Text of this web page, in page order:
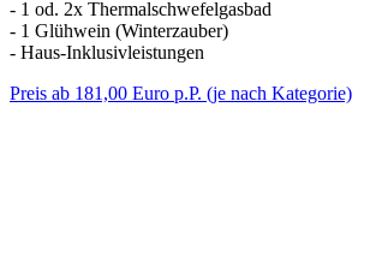
- 1 od. 2x Thermalschwefelgasbad
- 1 Glühwein (Winterzauber)
- Haus-Inklusivleistungen
Preis ab 181,00 Euro p.P. (je nach Kategorie)